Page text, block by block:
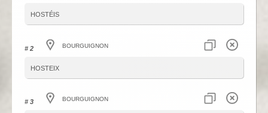
hostéis
# 2 Bourguignon
hosteix
# 3 Bourguignon